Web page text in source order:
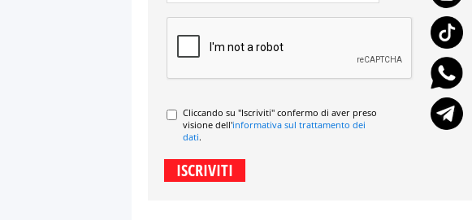
Cliccando su "Iscriviti" confermo di aver preso
visione dell'informativa sul trattamento dei
dati.